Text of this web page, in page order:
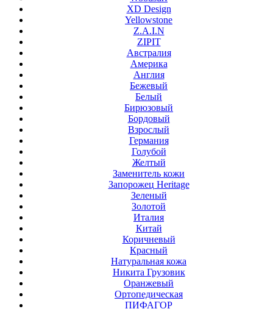
XD Design
Yellowstone
Z.A.I.N
ZIPIT
Австралия
Америка
Англия
Бежевый
Белый
Бирюзовый
Бордовый
Взрослый
Германия
Голубой
Желтый
Заменитель кожи
Запорожец Heritage
Зеленый
Золотой
Италия
Китай
Коричневый
Красный
Натуральная кожа
Никита Грузовик
Оранжевый
Ортопедическая
ПИФАГОР